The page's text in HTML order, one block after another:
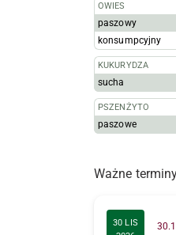
OWIES
paszowy
konsumpcyjny
KUKURYDZA
sucha
PSZENŻYTO
paszowe
Ważne
30 LIS